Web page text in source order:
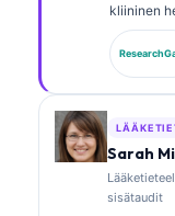
kliininen
vuoden
Sarah
sisätaudit